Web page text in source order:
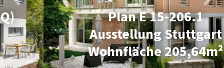
Plan E 15-206.1
Ausstellung Stuttgart
Wohnfläche 205,64m²
Previous Next